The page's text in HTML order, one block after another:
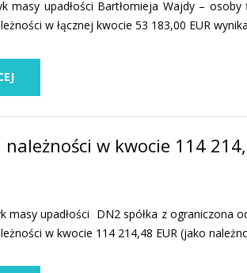
masy upadłości Bartłomieja Wajdy –
w łącznej kwocie 53 183,00 EUR
należności w kwocie 114
masy upadłości DN2 spółka z
w kwocie 114 214,48 EUR (jako